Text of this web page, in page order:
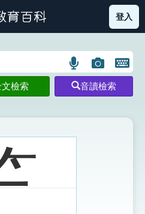
圖示 部首索引表圖示
登入
語
言
搜
示
圖
片
搜
開
鍵
圖
文檢索 音讀檢索